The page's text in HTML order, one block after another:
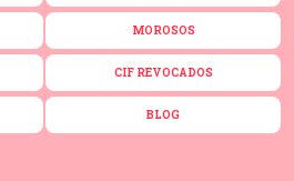
MOROSOS
CIF REVOCADOS
BLOG